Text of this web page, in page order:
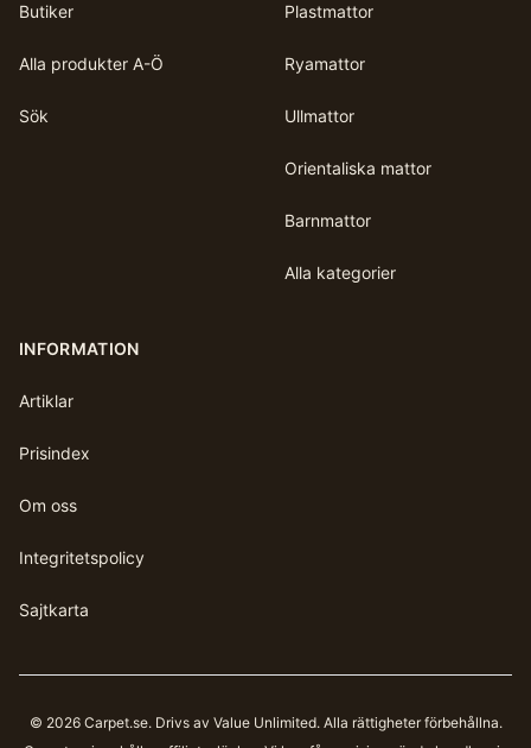
Butiker
Alla produkter A-Ö
Sök
Plastmattor
Ryamattor
Ullmattor
Orientaliska mattor
Barnmattor
Alla kategorier
INFORMATION
Artiklar
Prisindex
Om oss
Integritetspolicy
Sajtkarta
© 2026 Carpet.se. Drivs av Value Unlimited. Alla rättigheter förbehållna.